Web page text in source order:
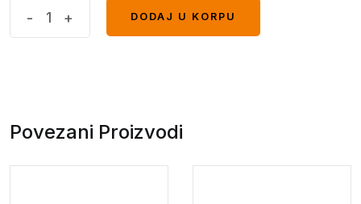
S10
- +
DODAJ U KORPU
Povezani Proizvodi